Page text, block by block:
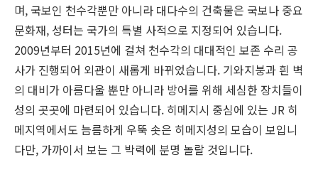
며, 국보인 천수각뿐만 아니라 대다수의 건축물은 국보나 중요
문화재, 성터는 국가의 특별 사적으로 지정되어 있습니다.
2009년부터 2015년에 걸쳐 천수각의 대대적인 보존 수리 공
사가 진행되어 외관이 새롭게 바뀌었습니다. 기와지붕과 흰 벽
의 대비가 아름다울 뿐만 아니라 방어를 위해 세심한 장치들이
성의 곳곳에 마련되어 있습니다. 히메지시 중심에 있는 JR 히
메지역에서도 늠름하게 우뚝 솟은 히메지성의 모습이 보입니
다만, 가까이서 보는 그 박력에 분명 놀랄 것입니다.